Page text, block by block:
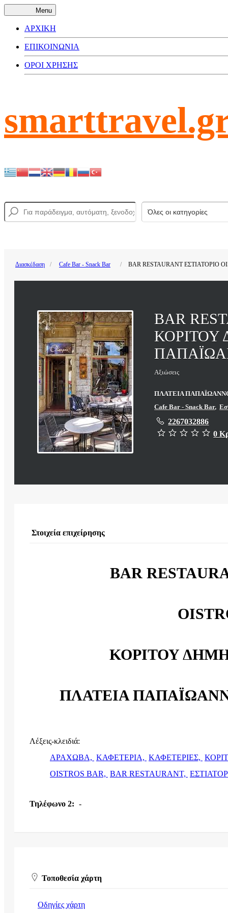
Menu
ΑΡΧΙΚΗ
ΕΠΙΚΟΙΝΩΝΙΑ
ΟΡΟΙ ΧΡΗΣΗΣ
Διασκέδαση Cafe Bar - Snack Bar BAR RESTAURANT
BAR
ΚΟΡΙΤΟΥ
Αξιώσεις
ΠΛΑΤΕΙΑ
Cafe Bar - Snack Bar,
2267032886
0
Στοιχεία επιχείρησης
BAR
ΚΟΡΙΤΟΥ
ΠΛΑΤΕΙΑ
Λέξεις-κλειδιά:
ΑΡΑΧΩΒΑ, ΚΑΦΕΤΕΡΙΑ, ΚΑΦΕΤΕΡΙΕΣ,
OISTROS BAR, BAR RESTAURANT,
Τηλέφωνο 2: -
Τοποθεσία χάρτη
Οδηγίες χάρτη